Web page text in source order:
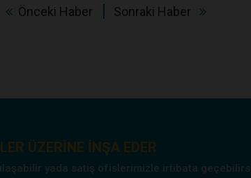
Önceki Haber Sonraki Haber
ÜZERINE INŞA EDER
yada satış ofislerimizle irtibata